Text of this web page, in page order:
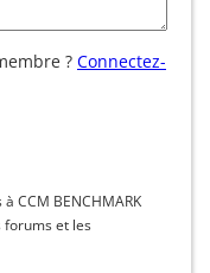
? Connectez-
CCM BENCHMARK
forums et les